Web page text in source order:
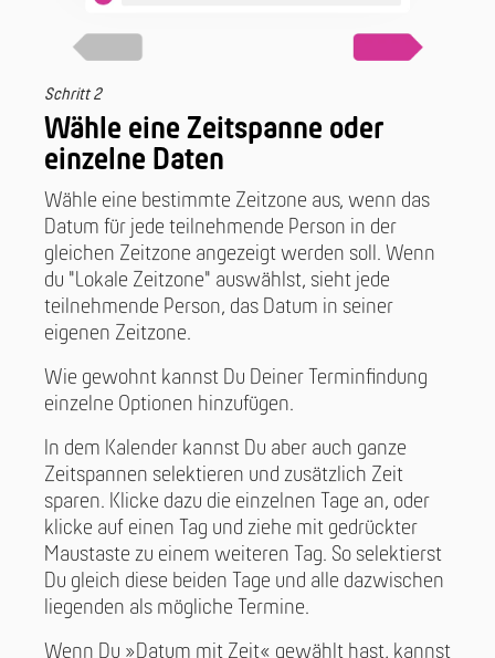
Schritt 2
Wähle eine Zeitspanne oder
einzelne Daten
Wähle eine bestimmte Zeitzone aus, wenn das
Datum für jede teilnehmende Person in der
gleichen Zeitzone angezeigt werden soll. Wenn
du "Lokale Zeitzone" auswählst, sieht jede
teilnehmende Person, das Datum in seiner
eigenen Zeitzone.
Wie gewohnt kannst Du Deiner Terminfindung
einzelne Optionen hinzufügen.
In dem Kalender kannst Du aber auch ganze
Zeitspannen selektieren und zusätzlich Zeit
sparen. Klicke dazu die einzelnen Tage an, oder
klicke auf einen Tag und ziehe mit gedrückter
Maustaste zu einem weiteren Tag. So selektierst
Du gleich diese beiden Tage und alle dazwischen
liegenden als mögliche Termine.
Wenn Du »Datum mit Zeit« gewählt hast, kannst